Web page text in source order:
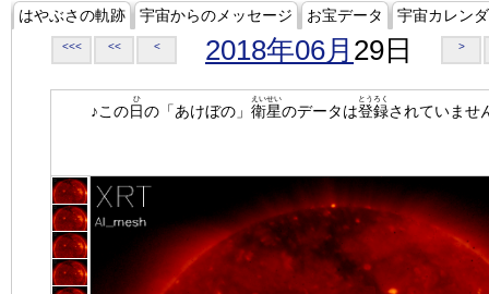
はやぶさの軌跡 宇宙からのメッセージ お宝データ 宇宙カレン
<<< << < 2018年06月 29日 >
♪この日
ひ
の「あけぼの」 衛星
えいせい
のデータは登録
とうろく
されていませ